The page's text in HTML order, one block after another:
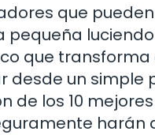
que
pequeña
que transforma
desde un simple
de los 10
harán